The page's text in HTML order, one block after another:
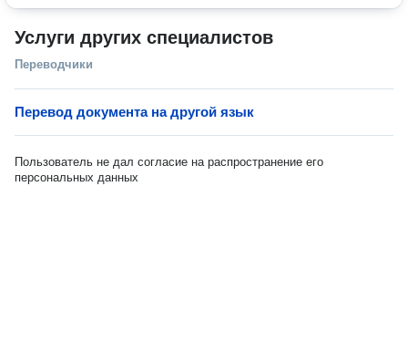
Услуги других специалистов
Переводчики
Перевод документа на другой язык
Пользователь не дал согласие на распространение его
персональных данных